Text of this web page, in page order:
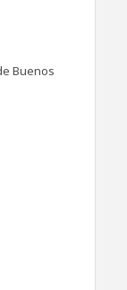
Buenos